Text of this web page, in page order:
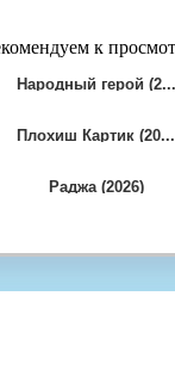
к
Народный герой (2...
Плохиш Картик (20...
Раджа (2026)